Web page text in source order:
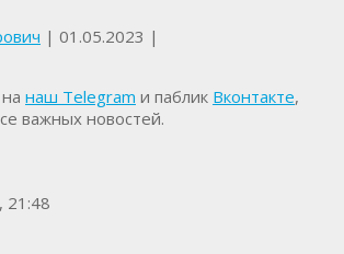
| 01.05.2023 |
наш Telegram и паблик Вконтакте,
важных новостей.
21:48